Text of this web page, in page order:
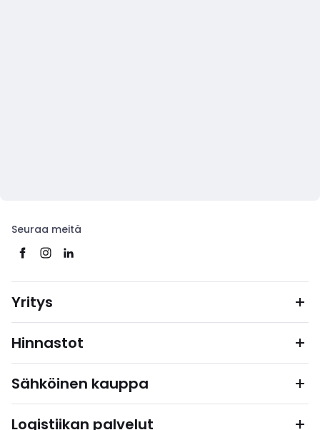
Seuraa meitä
Yritys
Hinnastot
Sähköinen kauppa
Logistiikan palvelut